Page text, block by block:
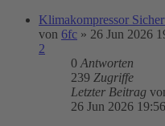
Klimakompressor
von 6fc » 26 Jun 2026
2
0 Antworten
239 Zugriffe
Letzter Beitrag
26 Jun 2026 19:56